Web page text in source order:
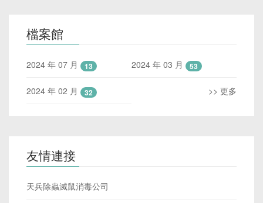
檔案館
2024 年 07 月 13 2024 年 03 月 53
2024 年 02 月 32 >> 更多
友情連接
天兵除蟲滅鼠消毒公司